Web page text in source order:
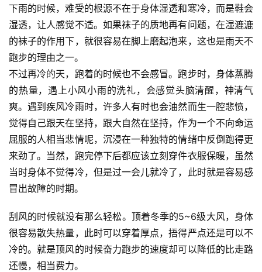
下雨的时候，难受的根源不在于身体湿透和寒冷，而是鞋会
湿透，让人感觉不适。如果袜子的质地再有问题，在湿漉漉
的袜子的作用下，就很容易在脚上磨起泡来，这也是雨天不
跑步的理由之一。
不过再冷的天，跑着的时候也不会感冒。跑步时，身体蒸腾
的热量，遇上小风小雨的洗礼，会感觉头脑清醒，神清气
爽。遇到疾风冷雨时，许多人有时也会油然而生一腔悲愤，
觉得自己跟天在坚持，跟大自然在坚持，作为一个不向命运
屈服的人相当悲情呢，沉浸在一种独特的情绪中反倒跑得更
来劲了。当然，跑完停下后都应该立刻穿件衣服保暖，虽然
当时身体不觉得冷，但是过一会儿就冷了，此时就是容易感
冒出故障的时期。
刮风的时候就没有那么轻松。顶着冬季的5~6级大风，身体
很容易散失热量，此时可以穿着厚点，捂得严点还是可以不
冷的。就是顶风的时候奋力跑步的速度却可以降低的比走路
还慢，相当费力。